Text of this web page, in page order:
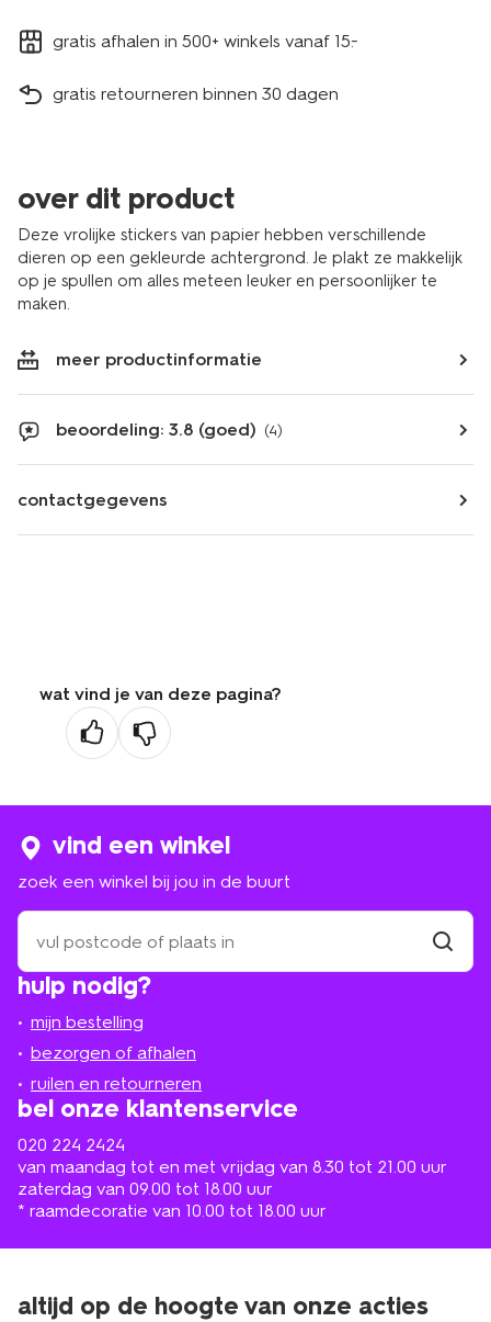
gratis afhalen in 500+ winkels vanaf 15.-
gratis retourneren binnen 30 dagen
over dit product
Deze vrolijke stickers van papier hebben verschillende
dieren op een gekleurde achtergrond. Je plakt ze makkelijk
op je spullen om alles meteen leuker en persoonlijker te
maken.
meer productinformatie
beoordeling: 3.8 (goed) (4)
contactgegevens
wat vind je van deze pagina?
hulp nodig?
mijn bestelling
bezorgen of afhalen
ruilen en retourneren
bel onze klantenservice
020 224 2424
van maandag tot en met vrijdag van 8.30 tot 21.00 uur
zaterdag van 09.00 tot 18.00 uur
* raamdecoratie van 10.00 tot 18.00 uur
vind een winkel
zoek een winkel bij jou in de buurt
zoek
een
winkel
bij
in
de
buurt
altijd op de hoogte van onze acties